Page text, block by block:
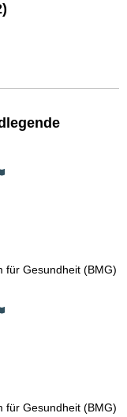
für Gesundheit (BMG)
für Gesundheit (BMG)